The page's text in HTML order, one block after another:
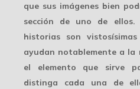
que sus imágenes bien
sección de uno de ellos.
historias son vistosísimas
ayudan notablemente a la
el elemento que sirve
distinga cada una de